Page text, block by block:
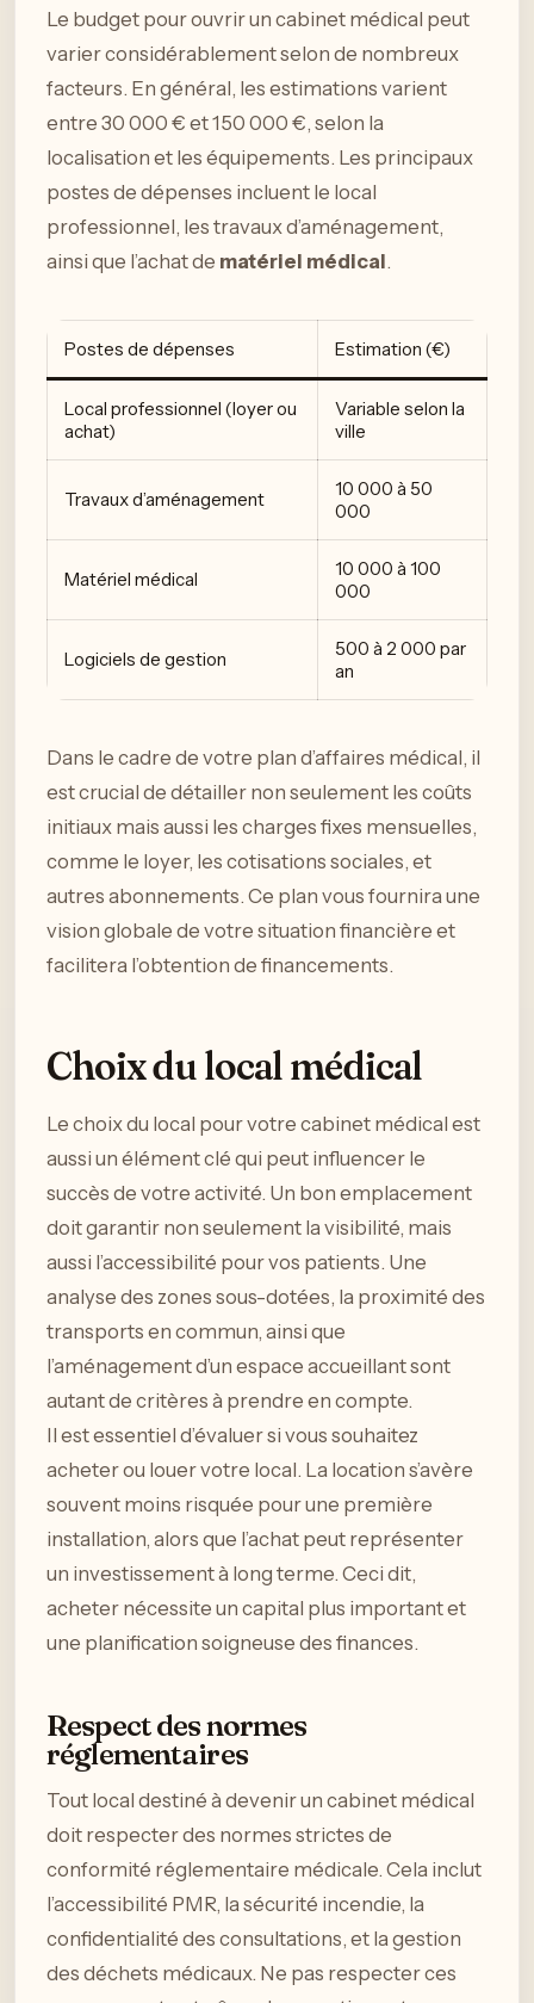
Le budget pour ouvrir un cabinet médical peut
varier considérablement selon de nombreux
facteurs. En général, les estimations varient
entre 30 000 € et 150 000 €, selon la
localisation et les équipements. Les principaux
postes de dépenses incluent le local
professionnel, les travaux d’aménagement,
ainsi que l’achat de matériel médical.
Postes de dépenses Estimation (€)
Local professionnel (loyer ou
achat)
Variable selon la
ville
Travaux d’aménagement
10 000 à 50
000
Matériel médical
10 000 à 100
000
Logiciels de gestion
500 à 2 000 par
an
Dans le cadre de votre plan d’affaires médical, il
est crucial de détailler non seulement les coûts
initiaux mais aussi les charges fixes mensuelles,
comme le loyer, les cotisations sociales, et
autres abonnements. Ce plan vous fournira une
vision globale de votre situation financière et
facilitera l’obtention de financements.
Choix du local médical
Le choix du local pour votre cabinet médical est
aussi un élément clé qui peut influencer le
succès de votre activité. Un bon emplacement
doit garantir non seulement la visibilité, mais
aussi l’accessibilité pour vos patients. Une
analyse des zones sous-dotées, la proximité des
transports en commun, ainsi que
l’aménagement d’un espace accueillant sont
autant de critères à prendre en compte.
Il est essentiel d’évaluer si vous souhaitez
acheter ou louer votre local. La location s’avère
souvent moins risquée pour une première
installation, alors que l’achat peut représenter
un investissement à long terme. Ceci dit,
acheter nécessite un capital plus important et
une planification soigneuse des finances.
Respect des normes
réglementaires
Tout local destiné à devenir un cabinet médical
doit respecter des normes strictes de
conformité réglementaire médicale. Cela inclut
l’accessibilité PMR, la sécurité incendie, la
confidentialité des consultations, et la gestion
des déchets médicaux. Ne pas respecter ces